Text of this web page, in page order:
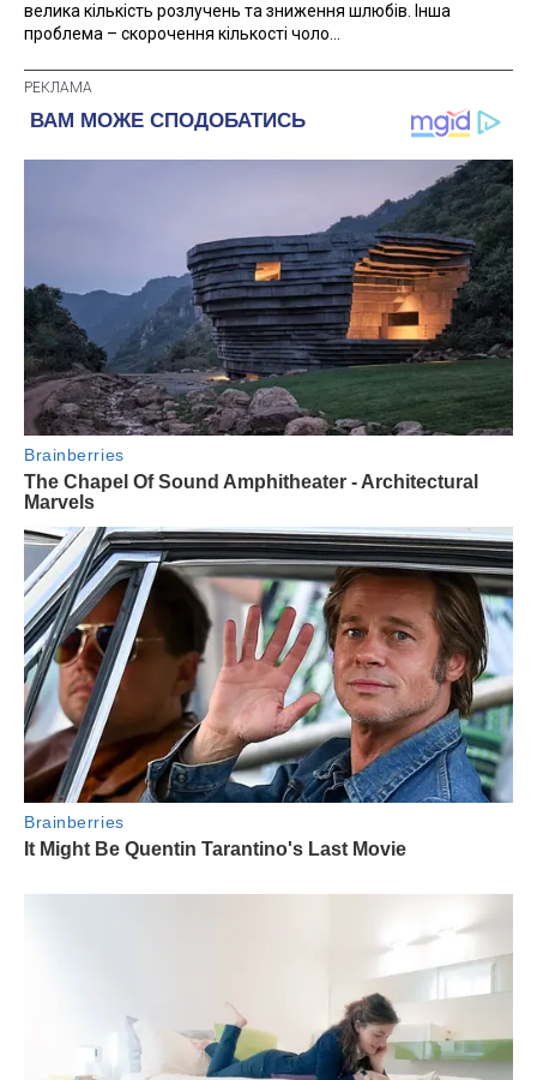
велика кількість розлучень та зниження шлюбів. Інша
проблема – скорочення кількості чоло...